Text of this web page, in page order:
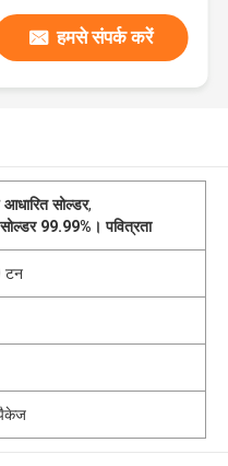
हमसे संपर्क करें
आधारित सोल्डर,
99.99%। पवित्रता
टन
पैकेज